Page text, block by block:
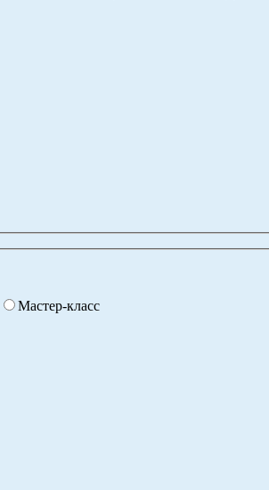
Мастер-класс